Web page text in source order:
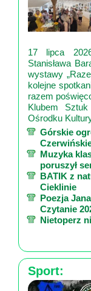
17 lipca
Stanisława
wystawy
kolejne
razem
Klubem
Ośrodku
Górskie
Muzyka
poruszył
BATIK z
Cieklinie
Poezja
Czytanie
Nietoperz
Sport: